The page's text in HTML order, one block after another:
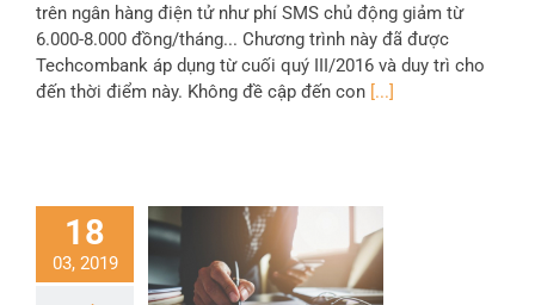
trên ngân hàng điện tử như phí SMS chủ động giảm từ
6.000-8.000 đồng/tháng... Chương trình này đã được
Techcombank áp dụng từ cuối quý III/2016 và duy trì cho
đến thời điểm này. Không đề cập đến con [...]
18
03, 2019